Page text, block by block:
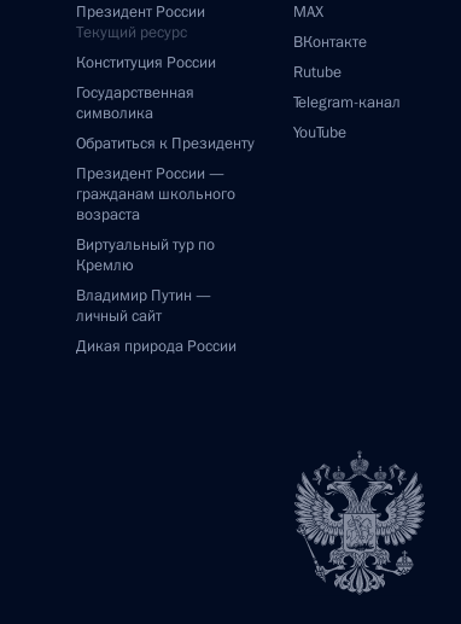
Президент России
Текущий ресурс
Конституция России
Государственная
символика
Обратиться к Президенту
Президент России —
гражданам школьного
возраста
Виртуальный тур по
Кремлю
Владимир Путин —
личный сайт
Дикая природа России
MAX
ВКонтакте
Rutube
Telegram-канал
YouTube